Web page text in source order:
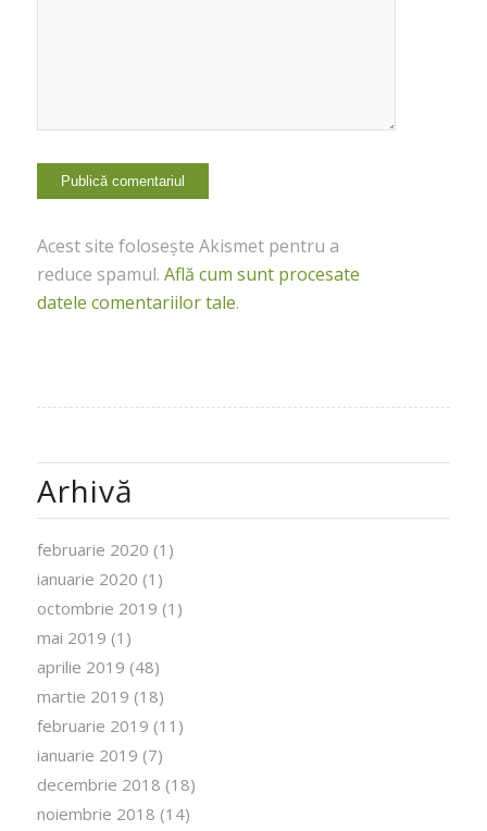
Acest site folosește Akismet pentru a
reduce spamul. Află cum sunt procesate
datele comentariilor tale.
Arhivă
februarie 2020 (1)
ianuarie 2020 (1)
octombrie 2019 (1)
mai 2019 (1)
aprilie 2019 (48)
martie 2019 (18)
februarie 2019 (11)
ianuarie 2019 (7)
decembrie 2018 (18)
noiembrie 2018 (14)